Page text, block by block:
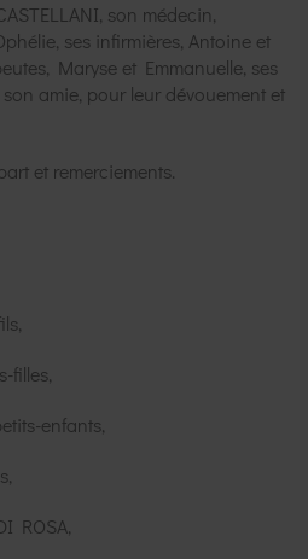
son médecin,
ses infirmières, Antoine et
Maryse et Emmanuelle, ses
amie, pour leur dévouement et
et remerciements.
filles,
enfants,
ROSA,